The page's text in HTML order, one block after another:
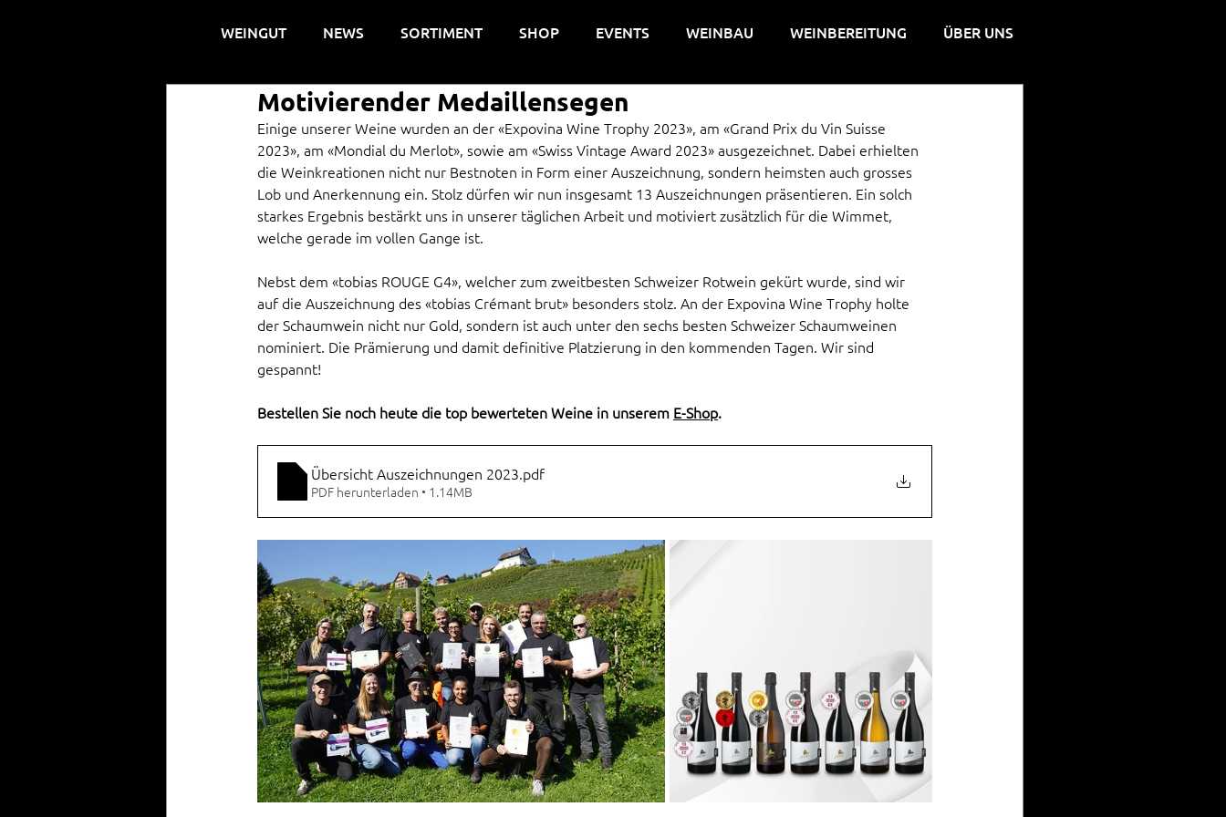
WEINGUT NEWS SORTIMENT SHOP EVENTS WEINBAU WEINBEREITUNG ÜBER UNS
Motivierender Medaillensegen
Einige unserer Weine wurden an der «Expovina Wine Trophy 2023», am «Grand Prix du Vin Suisse
2023», am «Mondial du Merlot», sowie am «Swiss Vintage Award 2023» ausgezeichnet. Dabei erhielten
die Weinkreationen nicht nur Bestnoten in Form einer Auszeichnung, sondern heimsten auch grosses
Lob und Anerkennung ein. Stolz dürfen wir nun insgesamt 13 Auszeichnungen präsentieren. Ein solch
starkes Ergebnis bestärkt uns in unserer täglichen Arbeit und motiviert zusätzlich für die Wimmet,
welche gerade im vollen Gange ist.
Nebst dem «tobias ROUGE G4», welcher zum zweitbesten Schweizer Rotwein gekürt wurde, sind wir
auf die Auszeichnung des «tobias Crémant brut» besonders stolz. An der Expovina Wine Trophy holte
der Schaumwein nicht nur Gold, sondern ist auch unter den sechs besten Schweizer Schaumweinen
nominiert. Die Prämierung und damit definitive Platzierung in den kommenden Tagen. Wir sind
gespannt!
Bestellen Sie noch heute die top bewerteten Weine in unserem E-Shop.
Übersicht Auszeichnungen 2023.pdf
PDF herunterladen • 1.14MB